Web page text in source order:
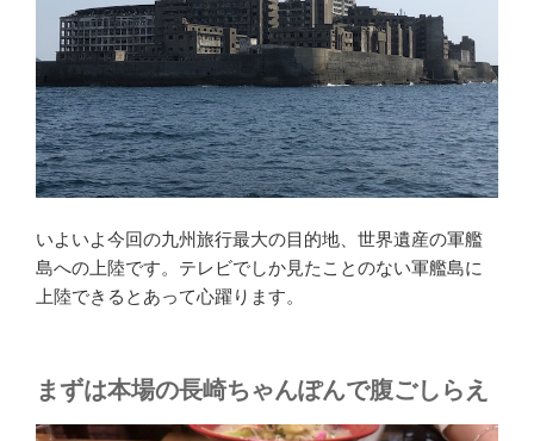
いよいよ今回の九州旅行最大の目的地、世界遺産の軍艦
島への上陸です。テレビでしか見たことのない軍艦島に
上陸できるとあって心躍ります。
まずは本場の長崎ちゃんぽんで腹ごしらえ